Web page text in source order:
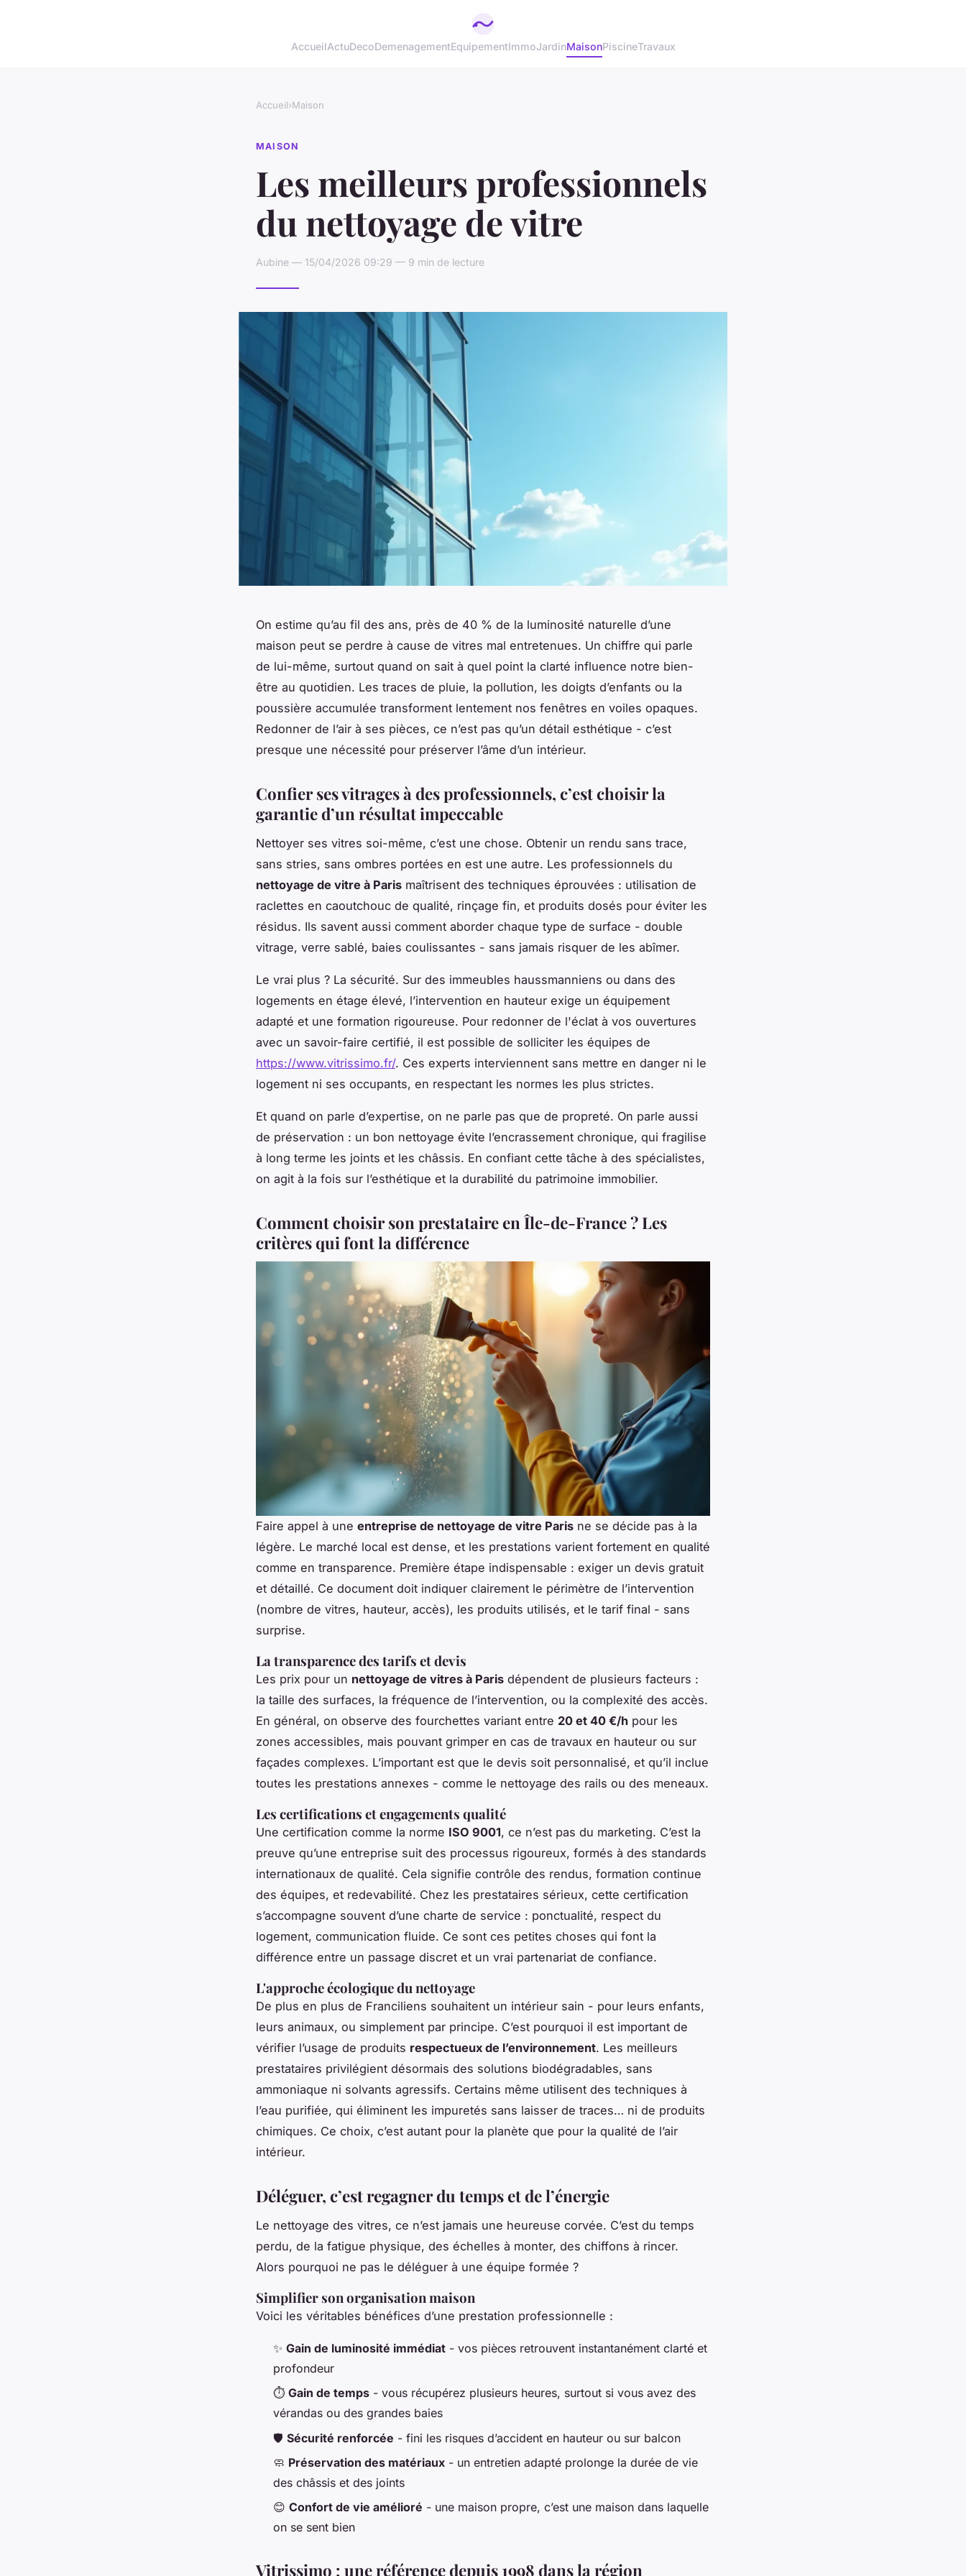
AccueilActuDecoDemenagementEquipementImmoJardinMaisonPiscineTravaux
Accueil›Maison
MAISON
Les meilleurs professionnels
du nettoyage de vitre
Aubine — 15/04/2026 09:29 — 9 min de lecture
On estime qu’au fil des ans, près de 40 % de la luminosité naturelle d’une
maison peut se perdre à cause de vitres mal entretenues. Un chiffre qui parle
de lui-même, surtout quand on sait à quel point la clarté influence notre bien-
être au quotidien. Les traces de pluie, la pollution, les doigts d’enfants ou la
poussière accumulée transforment lentement nos fenêtres en voiles opaques.
Redonner de l’air à ses pièces, ce n’est pas qu’un détail esthétique - c’est
presque une nécessité pour préserver l’âme d’un intérieur.
Confier ses vitrages à des professionnels, c’est choisir la
garantie d’un résultat impeccable
Nettoyer ses vitres soi-même, c’est une chose. Obtenir un rendu sans trace,
sans stries, sans ombres portées en est une autre. Les professionnels du
nettoyage de vitre à Paris maîtrisent des techniques éprouvées : utilisation de
raclettes en caoutchouc de qualité, rinçage fin, et produits dosés pour éviter les
résidus. Ils savent aussi comment aborder chaque type de surface - double
vitrage, verre sablé, baies coulissantes - sans jamais risquer de les abîmer.
Le vrai plus ? La sécurité. Sur des immeubles haussmanniens ou dans des
logements en étage élevé, l’intervention en hauteur exige un équipement
adapté et une formation rigoureuse. Pour redonner de l'éclat à vos ouvertures
avec un savoir-faire certifié, il est possible de solliciter les équipes de
https://www.vitrissimo.fr/. Ces experts interviennent sans mettre en danger ni le
logement ni ses occupants, en respectant les normes les plus strictes.
Et quand on parle d’expertise, on ne parle pas que de propreté. On parle aussi
de préservation : un bon nettoyage évite l’encrassement chronique, qui fragilise
à long terme les joints et les châssis. En confiant cette tâche à des spécialistes,
on agit à la fois sur l’esthétique et la durabilité du patrimoine immobilier.
Comment choisir son prestataire en Île-de-France ? Les
critères qui font la différence
Faire appel à une entreprise de nettoyage de vitre Paris ne se décide pas à la
légère. Le marché local est dense, et les prestations varient fortement en qualité
comme en transparence. Première étape indispensable : exiger un devis gratuit
et détaillé. Ce document doit indiquer clairement le périmètre de l’intervention
(nombre de vitres, hauteur, accès), les produits utilisés, et le tarif final - sans
surprise.
La transparence des tarifs et devis
Les prix pour un nettoyage de vitres à Paris dépendent de plusieurs facteurs :
la taille des surfaces, la fréquence de l’intervention, ou la complexité des accès.
En général, on observe des fourchettes variant entre 20 et 40 €/h pour les
zones accessibles, mais pouvant grimper en cas de travaux en hauteur ou sur
façades complexes. L’important est que le devis soit personnalisé, et qu’il inclue
toutes les prestations annexes - comme le nettoyage des rails ou des meneaux.
Les certifications et engagements qualité
Une certification comme la norme ISO 9001, ce n’est pas du marketing. C’est la
preuve qu’une entreprise suit des processus rigoureux, formés à des standards
internationaux de qualité. Cela signifie contrôle des rendus, formation continue
des équipes, et redevabilité. Chez les prestataires sérieux, cette certification
s’accompagne souvent d’une charte de service : ponctualité, respect du
logement, communication fluide. Ce sont ces petites choses qui font la
différence entre un passage discret et un vrai partenariat de confiance.
L'approche écologique du nettoyage
De plus en plus de Franciliens souhaitent un intérieur sain - pour leurs enfants,
leurs animaux, ou simplement par principe. C’est pourquoi il est important de
vérifier l’usage de produits respectueux de l’environnement. Les meilleurs
prestataires privilégient désormais des solutions biodégradables, sans
ammoniaque ni solvants agressifs. Certains même utilisent des techniques à
l’eau purifiée, qui éliminent les impuretés sans laisser de traces… ni de produits
chimiques. Ce choix, c’est autant pour la planète que pour la qualité de l’air
intérieur.
Déléguer, c’est regagner du temps et de l’énergie
Le nettoyage des vitres, ce n’est jamais une heureuse corvée. C’est du temps
perdu, de la fatigue physique, des échelles à monter, des chiffons à rincer.
Alors pourquoi ne pas le déléguer à une équipe formée ?
Simplifier son organisation maison
Voici les véritables bénéfices d’une prestation professionnelle :
✨ Gain de luminosité immédiat - vos pièces retrouvent instantanément clarté et
profondeur
⏱️ Gain de temps - vous récupérez plusieurs heures, surtout si vous avez des
vérandas ou des grandes baies
🛡️ Sécurité renforcée - fini les risques d’accident en hauteur ou sur balcon
🧼 Préservation des matériaux - un entretien adapté prolonge la durée de vie
des châssis et des joints
😊 Confort de vie amélioré - une maison propre, c’est une maison dans laquelle
on se sent bien
Vitrissimo : une référence depuis 1998 dans la région